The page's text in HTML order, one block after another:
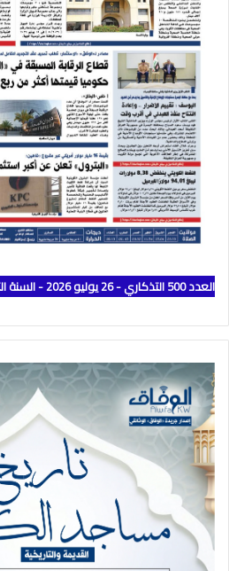
العدد 500 التذكاري - 26 يوليو 2026 - السنة الثالثة